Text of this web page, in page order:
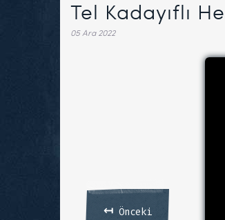
Tel Kadayıflı
05 Ara 2022
↤Önceki